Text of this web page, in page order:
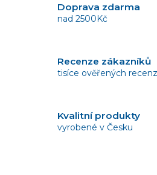
Doprava zdarma
nad 2500Kč
Recenze zákazníků
tisíce ověřených
Kvalitní produkty
vyrobené v Česku